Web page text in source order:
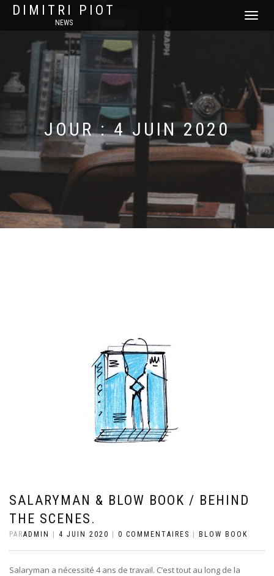
DIMITRI PIOT
NEWS
DÉPLIER
JOUR :4 JUIN 2020
SALARYMAN & BLOW BOOK / BEHIND
THE SCENES.
PARADMIN | 4 JUIN 2020 | 0 COMMENTAIRES | BLOW BOOK
Salaryman a nécessité 4 ans de travail. C’est tout au long de la